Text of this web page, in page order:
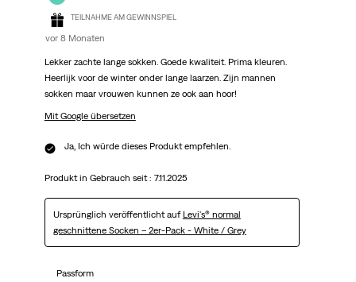
TEILNAHME AM GEWINNSPIEL
vor 8 Monaten
Lekker zachte lange sokken. Goede kwaliteit. Prima kleuren.
Heerlijk voor de winter onder lange laarzen. Zijn mannen
sokken maar vrouwen kunnen ze ook aan hoor!
Mit Google übersetzen
Ja, Ich würde dieses Produkt empfehlen.
Produkt in Gebrauch seit : 7.11.2025
Ursprünglich veröffentlicht auf Levi's® normal
geschnittene Socken – 2er-Pack - White / Grey
Passform